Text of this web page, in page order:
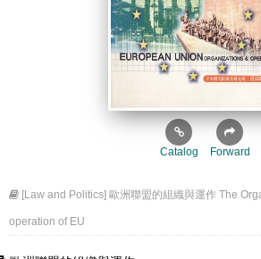
Catalog Forward
[Law and Politics] 歐洲聯盟的組織與運作 The
operation of EU